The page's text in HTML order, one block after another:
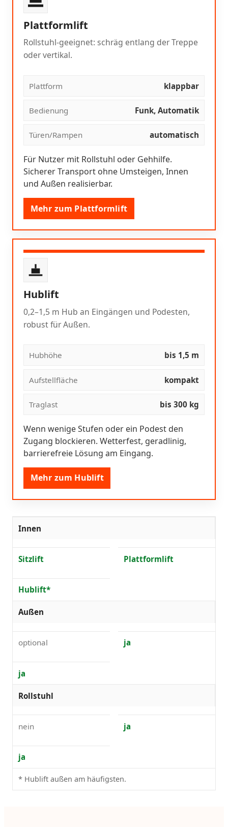
Plattformlift
Rollstuhl-geeignet: schräg entlang der Treppe
oder vertikal.
Plattform klappbar
Bedienung Funk, Automatik
Türen/Rampen automatisch
Für Nutzer mit Rollstuhl oder Gehhilfe.
Sicherer Transport ohne Umsteigen, Innen
und Außen realisierbar.
Mehr zum Plattformlift
Hublift
0,2–1,5 m Hub an Eingängen und Podesten,
robust für Außen.
Hubhöhe bis 1,5 m
Aufstellfläche kompakt
Traglast bis 300 kg
Wenn wenige Stufen oder ein Podest den
Zugang blockieren. Wetterfest, geradlinig,
barrierefreie Lösung am Eingang.
Mehr zum Hublift
Innen
Sitzlift Plattformlift
Hublift*
Außen
optional ja
ja
Rollstuhl
nein ja
ja
* Hublift außen am häufigsten.